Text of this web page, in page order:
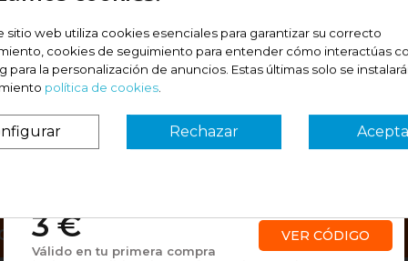
ALTA
SPF50+...
COBERTURA SPF50+...
Comprar
¿Es tu primera vez? ¡SORPRESA!
VER CÓDIGO
Válido en tu primera compra
3 €
sitio web utiliza cookies esenciales para garantizar su correcto
cookies de seguimiento para entender cómo interactúas
para la personalización de anuncios. Estas últimas solo se
política de cookies
Rechazar